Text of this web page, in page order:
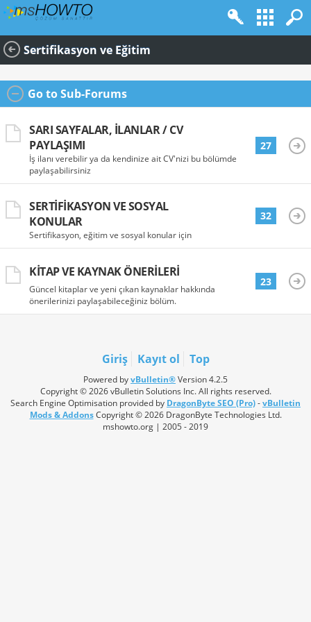
Sertifikasyon ve Eğitim
Go to Sub-Forums
SARI SAYFALAR, İLANLAR / CV
PAYLAŞIMI
İş ilanı verebilir ya da kendinize ait CV'nizi bu bölümde
paylaşabilirsiniz
27
SERTIFIKASYON VE SOSYAL
KONULAR
Sertifikasyon, eğitim ve sosyal konular için
32
KITAP VE KAYNAK ÖNERILERI
Güncel kitaplar ve yeni çıkan kaynaklar hakkında
önerilerinizi paylaşabileceğiniz bölüm.
23
Giriş Kayıt ol Top
Powered byvBulletin®Version 4.2.5
Copyright © 2026 vBulletin Solutions Inc. All rights reserved.
Search Engine Optimisation provided by DragonByte SEO (Pro)-vBulletin
Mods & AddonsCopyright © 2026 DragonByte Technologies Ltd.
mshowto.org | 2005 - 2019